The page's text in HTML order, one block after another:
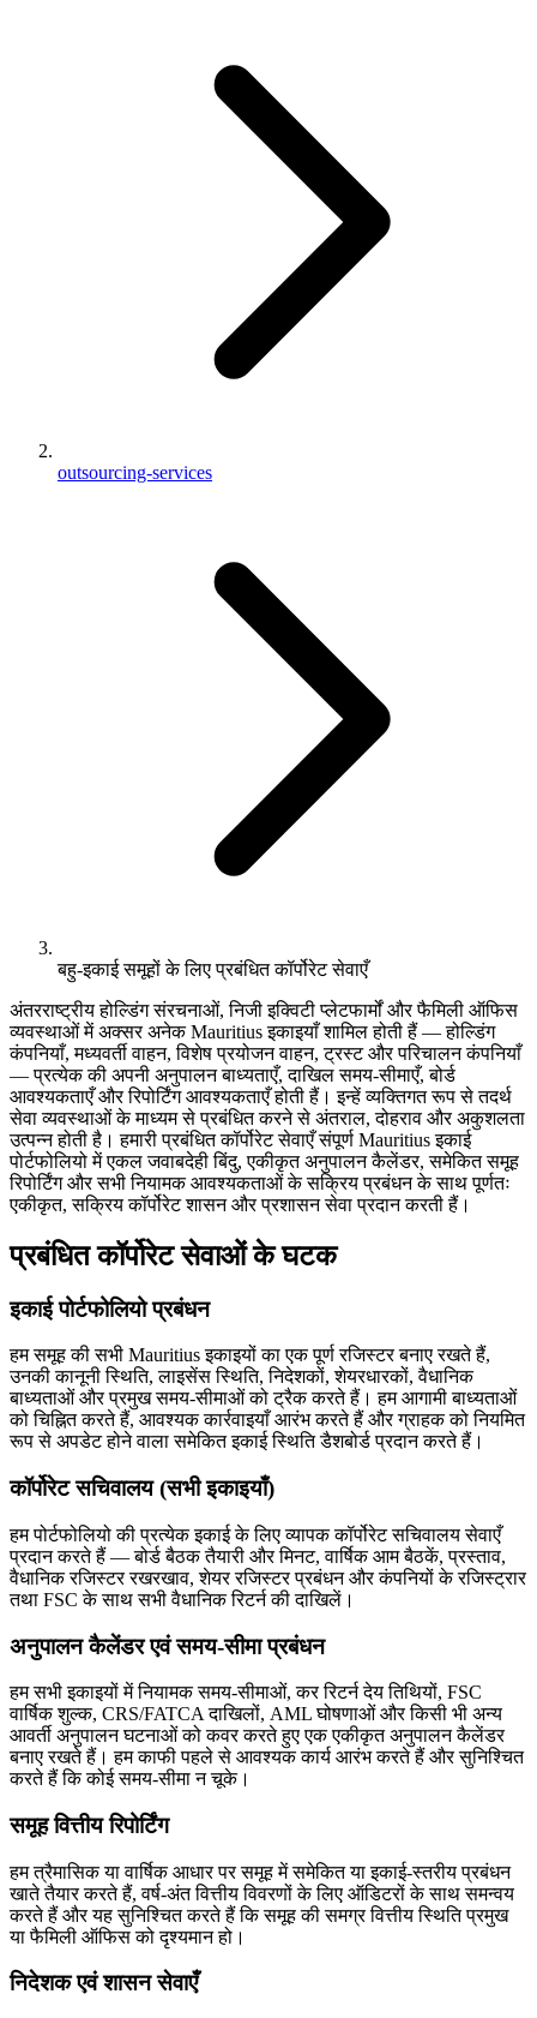
outsourcing-services
बहु-इकाई समूहों के लिए प्रबंधित कॉर्पोरेट सेवाएँ
अंतरराष्ट्रीय होल्डिंग संरचनाओं, निजी इक्विटी प्लेटफार्मों और फैमिली ऑफिस
व्यवस्थाओं में अक्सर अनेक Mauritius इकाइयाँ शामिल होती हैं — होल्डिंग
कंपनियाँ, मध्यवर्ती वाहन, विशेष प्रयोजन वाहन, ट्रस्ट और परिचालन कंपनियाँ
— प्रत्येक की अपनी अनुपालन बाध्यताएँ, दाखिल समय-सीमाएँ, बोर्ड
आवश्यकताएँ और रिपोर्टिंग आवश्यकताएँ होती हैं। इन्हें व्यक्तिगत रूप से तदर्थ
सेवा व्यवस्थाओं के माध्यम से प्रबंधित करने से अंतराल, दोहराव और अकुशलता
उत्पन्न होती है। हमारी प्रबंधित कॉर्पोरेट सेवाएँ संपूर्ण Mauritius इकाई
पोर्टफोलियो में एकल जवाबदेही बिंदु, एकीकृत अनुपालन कैलेंडर, समेकित समूह
रिपोर्टिंग और सभी नियामक आवश्यकताओं के सक्रिय प्रबंधन के साथ पूर्णतः
एकीकृत, सक्रिय कॉर्पोरेट शासन और प्रशासन सेवा प्रदान करती हैं।
प्रबंधित कॉर्पोरेट सेवाओं के घटक
इकाई पोर्टफोलियो प्रबंधन
हम समूह की सभी Mauritius इकाइयों का एक पूर्ण रजिस्टर बनाए रखते हैं,
उनकी कानूनी स्थिति, लाइसेंस स्थिति, निदेशकों, शेयरधारकों, वैधानिक
बाध्यताओं और प्रमुख समय-सीमाओं को ट्रैक करते हैं। हम आगामी बाध्यताओं
को चिह्नित करते हैं, आवश्यक कार्रवाइयाँ आरंभ करते हैं और ग्राहक को नियमित
रूप से अपडेट होने वाला समेकित इकाई स्थिति डैशबोर्ड प्रदान करते हैं।
कॉर्पोरेट सचिवालय (सभी इकाइयाँ)
हम पोर्टफोलियो की प्रत्येक इकाई के लिए व्यापक कॉर्पोरेट सचिवालय सेवाएँ
प्रदान करते हैं — बोर्ड बैठक तैयारी और मिनट, वार्षिक आम बैठकें, प्रस्ताव,
वैधानिक रजिस्टर रखरखाव, शेयर रजिस्टर प्रबंधन और कंपनियों के रजिस्ट्रार
तथा FSC के साथ सभी वैधानिक रिटर्न की दाखिलें।
अनुपालन कैलेंडर एवं समय-सीमा प्रबंधन
हम सभी इकाइयों में नियामक समय-सीमाओं, कर रिटर्न देय तिथियों, FSC
वार्षिक शुल्क, CRS/FATCA दाखिलों, AML घोषणाओं और किसी भी अन्य
आवर्ती अनुपालन घटनाओं को कवर करते हुए एक एकीकृत अनुपालन कैलेंडर
बनाए रखते हैं। हम काफी पहले से आवश्यक कार्य आरंभ करते हैं और सुनिश्चित
करते हैं कि कोई समय-सीमा न चूके।
समूह वित्तीय रिपोर्टिंग
हम त्रैमासिक या वार्षिक आधार पर समूह में समेकित या इकाई-स्तरीय प्रबंधन
खाते तैयार करते हैं, वर्ष-अंत वित्तीय विवरणों के लिए ऑडिटरों के साथ समन्वय
करते हैं और यह सुनिश्चित करते हैं कि समूह की समग्र वित्तीय स्थिति प्रमुख
या फैमिली ऑफिस को दृश्यमान हो।
निदेशक एवं शासन सेवाएँ